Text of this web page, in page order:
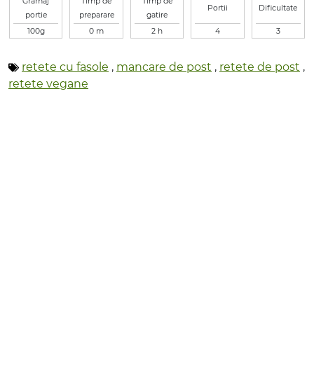
portie
100g
preparare
0 m
gatire
2 h
Portii
4
Dificultate
3
retete cu fasole , mancare de post , retete de post ,
retete vegane